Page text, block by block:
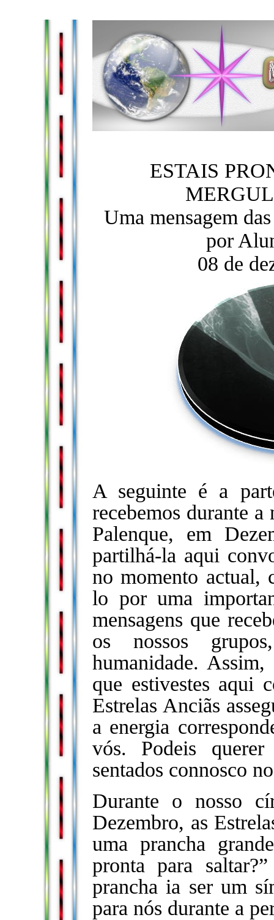
ESTAIS
Uma mensagem
por
08 de
A seguinte é a
recebemos durante a
Palenque, em
partilhá-la aqui
no momento actual,
lo por uma
mensagens que
os nossos
humanidade.
que estivestes aqui
Estrelas Anciãs
a energia
vós. Podeis
sentados connosco
Durante o nosso
Dezembro, as
uma prancha
pronta para
prancha ia ser um
para nós durante a